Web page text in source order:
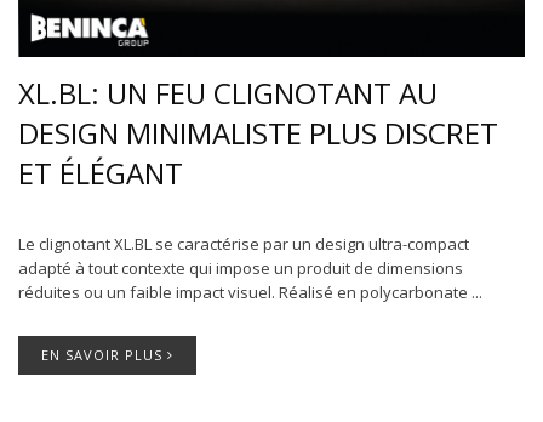
XL.BL: UN FEU CLIGNOTANT AU
DESIGN MINIMALISTE PLUS DISCRET
ET ÉLÉGANT
Le clignotant XL.BL se caractérise par un design ultra-compact
adapté à tout contexte qui impose un produit de dimensions
réduites ou un faible impact visuel. Réalisé en polycarbonate ...
EN SAVOIR PLUS